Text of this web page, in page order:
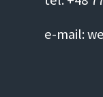
e-mail: